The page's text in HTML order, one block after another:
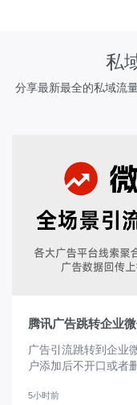
私
分享最新最全的私域流
广告引流跳转到企业
户添加后不开口或者
数据负向回传功能，
5小时前